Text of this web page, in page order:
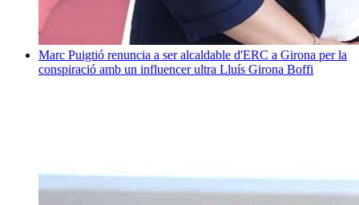
Marc Puigtió renuncia a ser alcaldable d'ERC a Girona per la
conspiració amb un influencer ultra Lluís Girona Boffi